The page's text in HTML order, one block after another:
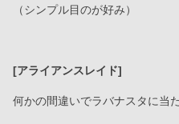
（シンプル目のが好み）
[アライアンスレイド]
何かの間違いでラバナスタに当